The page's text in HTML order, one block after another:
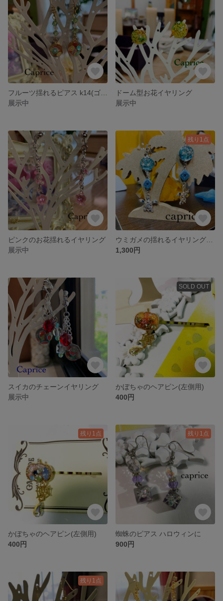
展示中
ドーム型お花イヤリング
展示中
ピンクのお花揺れるイヤリング
展示中
残り1点
1,300円
スイカのチェーンイヤリング
展示中
SOLD OUT
かぼちゃのヘアピン(左側用)
400円
残り1点
かぼちゃのヘアピン(左側用)
400円
残り1点
蜘蛛のピアス ハロウィンに
900円
残り1点